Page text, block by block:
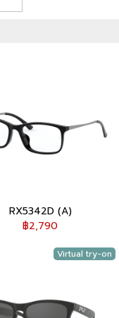
RX5342D (A)
฿2,790
Virtual try-on